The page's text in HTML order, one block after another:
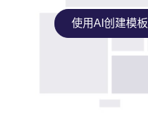
使用AI创建模板